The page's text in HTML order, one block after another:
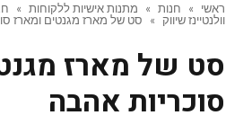
ראשי » חנות » מתנות אישיות ללקוחות »
וולנטיינז שיווק » סט של מארז מגנטים ומארז
סט של מארז
סוכריות אהבה